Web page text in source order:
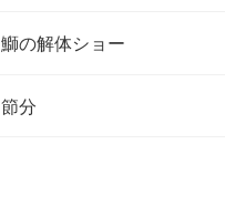
鰤の解体ショー
節分